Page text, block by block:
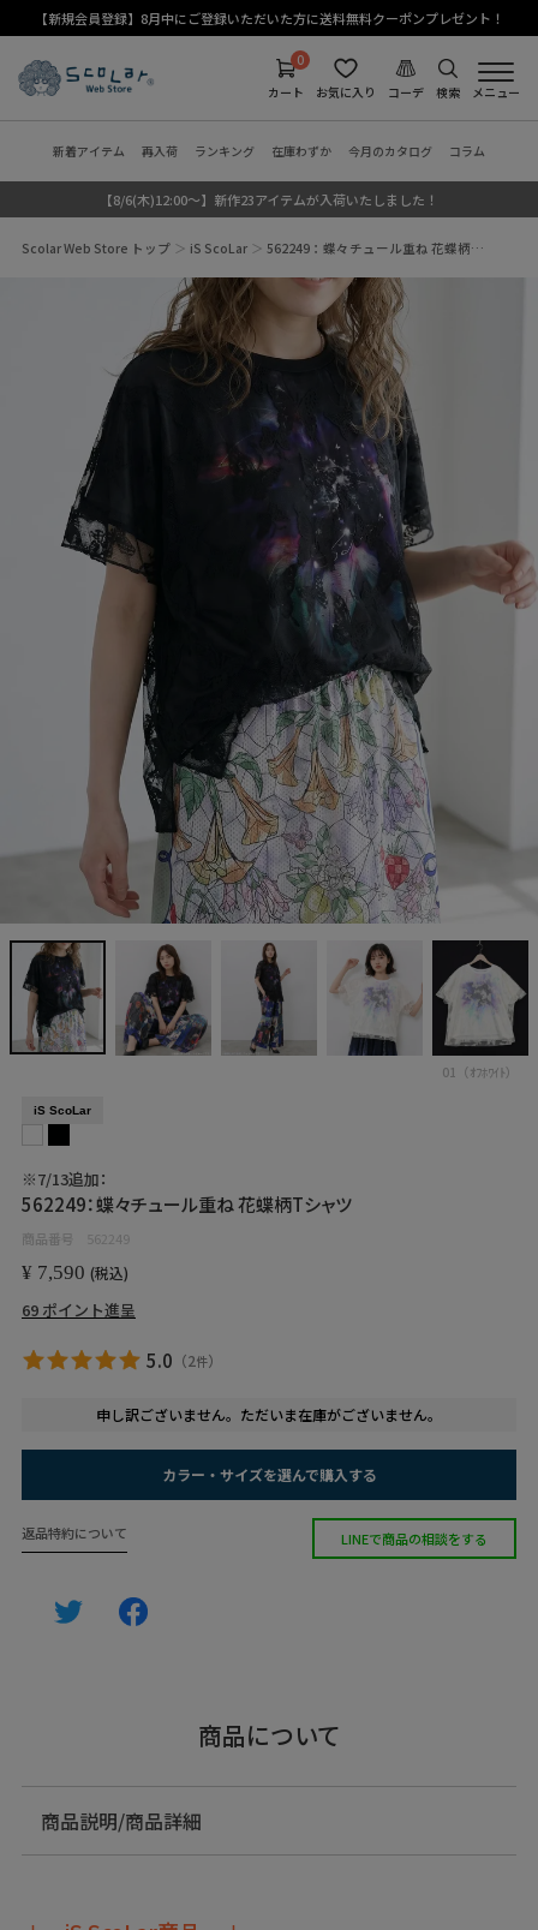
【新規会員登録】8月中にご登録いただいた方に送料無料クーポンプレゼント！
検索
コーデ
お気に入り
0
カート
メニュー
新着アイテム 再入荷 ランキング 在庫わずか 今月のカタログ コラム
【8/6(木)12:00～】新作23アイテムが入荷いたしました！
Scolar Web Store トップ iS ScoLar 562249：蝶々チュール重ね 花蝶柄…
01（ｵﾌﾎﾜｲﾄ）
iS ScoLar
※7/13追加：
562249：蝶々チュール重ね 花蝶柄Tシャツ
商品番号 562249
¥ 7,590 税込
69 ポイント進呈
5.0 （2件）
申し訳ございません。ただいま在庫がございません。
カラー・サイズを選んで購入する
返品特約について LINEで商品の相談をする
商品について
商品説明/商品詳細